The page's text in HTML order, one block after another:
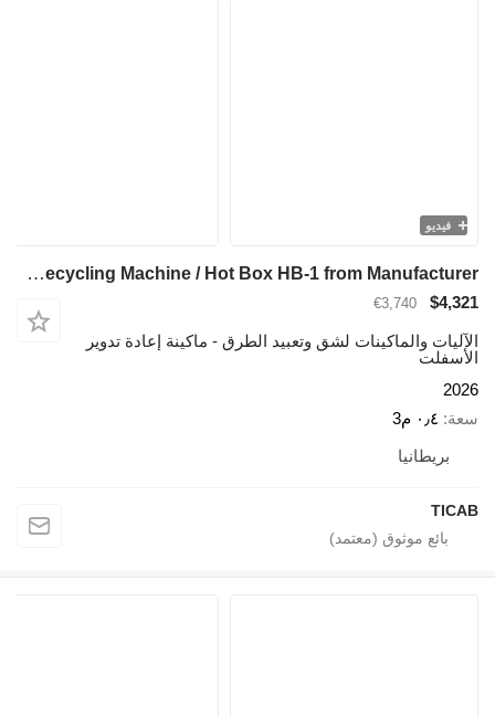
فيديو
TICAB Asphalt Recycling Machine / Hot Box HB-1 from Manufacturer
$4,321
€3,740
الآليات والماكينات لشق وتعبيد الطرق - ماكينة إعادة تدوير
الأسفلت
2026
سعة ٠٫٤ م3
بريطانيا
TICAB